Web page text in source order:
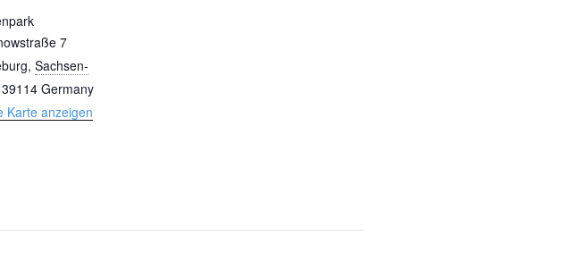
7
, Sachsen-
39114 Germany
Karte anzeigen